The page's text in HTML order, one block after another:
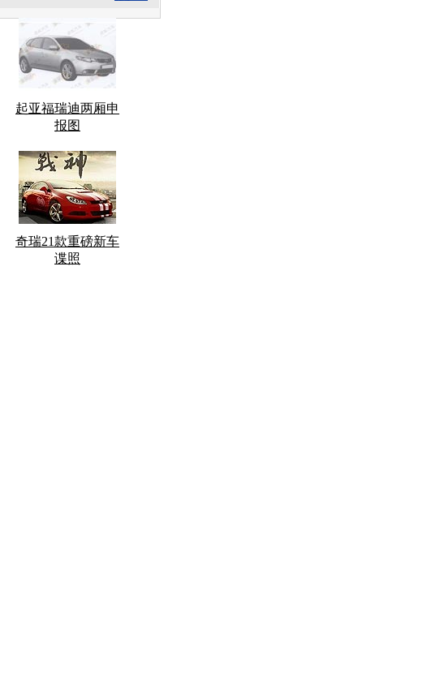
起亚福瑞迪两厢申
报图
奇瑞21款重磅新车
谍照